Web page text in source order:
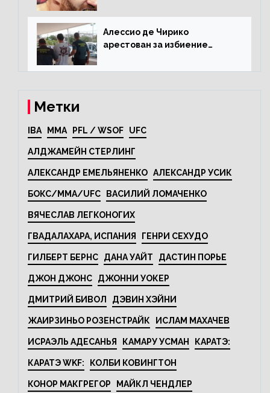
Алессио де Чирико
арестован за избиение
Метки
IBA MMA PFL / WSOF UFC
АЛДЖАМЕЙН СТЕРЛИНГ
АЛЕКСАНДР ЕМЕЛЬЯНЕНКО АЛЕКСАНДР УСИК
БОКС/MMA/UFC ВАСИЛИЙ ЛОМАЧЕНКО
ВЯЧЕСЛАВ ЛЕГКОНОГИХ
ГВАДАЛАХАРА, ИСПАНИЯ ГЕНРИ СЕХУДО
ГИЛБЕРТ БЕРНС ДАНА УАЙТ ДАСТИН ПОРЬЕ
ДЖОН ДЖОНС ДЖОННИ УОКЕР
ДМИТРИЙ БИВОЛ ДЭВИН ХЭЙНИ
ЖАИРЗИНЬО РОЗЕНСТРАЙК ИСЛАМ МАХАЧЕВ
ИСРАЭЛЬ АДЕСАНЬЯ КАМАРУ УСМАН КАРАТЭ:
КАРАТЭ WKF: КОЛБИ КОВИНГТОН
КОНОР МАКГРЕГОР МАЙКЛ ЧЕНДЛЕР